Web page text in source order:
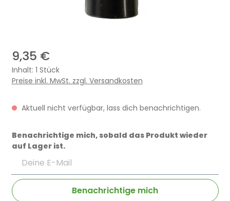
9,35 €
Inhalt: 1 Stück
Preise inkl. MwSt. zzgl. Versandkosten
Aktuell nicht verfügbar, lass dich benachrichtigen.
Benachrichtige mich, sobald das Produkt wieder
auf Lager ist.
Benachrichtige mich